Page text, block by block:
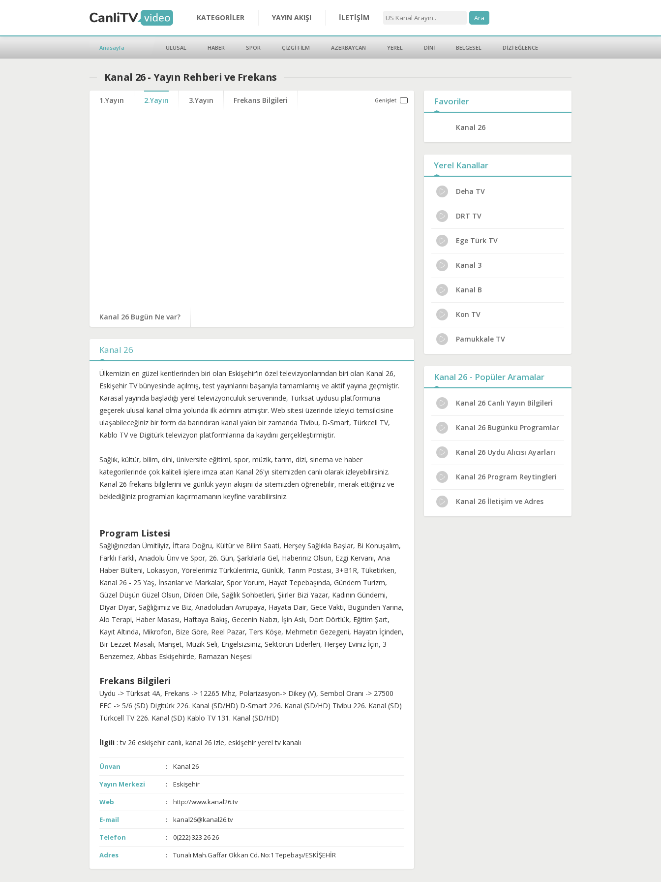
KATEGORİLER YAYIN AKIŞI İLETİŞİM
Anasayfa ULUSAL HABER SPOR ÇİZGİ FİLM AZERBAYCAN YEREL DİNİ BELGESEL DİZİ EĞLENCE
Kanal 26 - Yayın Rehberi ve Frekans
1.Yayın 2.Yayın 3.Yayın Frekans Bilgileri
Kanal 26 Bugün Ne var?
Favoriler
Kanal 26
Yerel Kanallar
Deha TV
DRT TV
Ege Türk TV
Kanal 3
Kanal B
Kon TV
Pamukkale TV
Kanal 26 - Popüler Aramalar
Kanal 26 Canlı Yayın Bilgileri
Kanal 26 Bugünkü Programlar
Kanal 26 Uydu Alıcısı Ayarları
Kanal 26 Program Reytingleri
Kanal 26 İletişim ve Adres
Kanal 26
Ülkemizin en güzel kentlerinden biri olan Eskişehir'in özel televizyonlarından biri olan Kanal 26,
Eskişehir TV bünyesinde açılmış, test yayınlarını başarıyla tamamlamış ve aktif yayına geçmiştir.
Karasal yayında başladığı yerel televizyonculuk serüveninde, Türksat uydusu platformuna
geçerek ulusal kanal olma yolunda ilk adımını atmıştır. Web sitesi üzerinde izleyici temsilcisine
ulaşabileceğiniz bir form da barındıran kanal yakın bir zamanda Tivibu, D-Smart, Türkcell TV,
Kablo TV ve Digitürk televizyon platformlarına da kaydını gerçekleştirmiştir.
Sağlık, kültür, bilim, dini, üniversite eğitimi, spor, müzik, tarım, dizi, sinema ve haber
kategorilerinde çok kaliteli işlere imza atan Kanal 26'yı sitemizden canlı olarak izleyebilirsiniz.
Kanal 26 frekans bilgilerini ve günlük yayın akışını da sitemizden öğrenebilir, merak ettiğiniz ve
beklediğiniz programları kaçırmamanın keyfine varabilirsiniz.
Program Listesi
Sağlığınızdan Ümitliyiz, İftara Doğru, Kültür ve Bilim Saati, Herşey Sağlıkla Başlar, Bi Konuşalım,
Farklı Farklı, Anadolu Ünv ve Spor, 26. Gün, Şarkılarla Gel, Haberiniz Olsun, Ezgi Kervanı, Ana
Haber Bülteni, Lokasyon, Yörelerimiz Türkülerimiz, Günlük, Tarım Postası, 3+B1R, Tüketirken,
Kanal 26 - 25 Yaş, İnsanlar ve Markalar, Spor Yorum, Hayat Tepebaşında, Gündem Turizm,
Güzel Düşün Güzel Olsun, Dilden Dile, Sağlık Sohbetleri, Şiirler Bizi Yazar, Kadının Gündemi,
Diyar Diyar, Sağlığımız ve Biz, Anadoludan Avrupaya, Hayata Dair, Gece Vakti, Bugünden Yarına,
Alo Terapi, Haber Masası, Haftaya Bakış, Gecenin Nabzı, İşin Aslı, Dört Dörtlük, Eğitim Şart,
Kayıt Altında, Mikrofon, Bize Göre, Reel Pazar, Ters Köşe, Mehmetin Gezegeni, Hayatın İçinden,
Bir Lezzet Masalı, Manşet, Müzik Seli, Engelsizsiniz, Sektörün Liderleri, Herşey Eviniz İçin, 3
Benzemez, Abbas Eskişehirde, Ramazan Neşesi
Frekans Bilgileri
Uydu -> Türksat 4A, Frekans -> 12265 Mhz, Polarizasyon-> Dikey (V), Sembol Oranı -> 27500
FEC -> 5/6 (SD) Digitürk 226. Kanal (SD/HD) D-Smart 226. Kanal (SD/HD) Tivibu 226. Kanal (SD)
Türkcell TV 226. Kanal (SD) Kablo TV 131. Kanal (SD/HD)
İlgili : tv 26 eskişehir canlı, kanal 26 izle, eskişehir yerel tv kanalı
Ünvan
Kanal 26
Yayın Merkezi
Eskişehir
Web
http://www.kanal26.tv
E-mail
kanal26@kanal26.tv
Telefon
0(222) 323 26 26
Adres
Tunalı Mah.Gaffar Okkan Cd. No:1 Tepebaşı/ESKİŞEHİR